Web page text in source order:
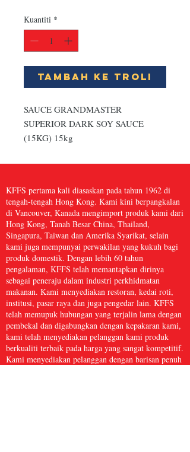
Kuantiti *
Tambah ke Troli
SAUCE GRANDMASTER
SUPERIOR DARK SOY SAUCE
(15KG) 15kg
KFFS pertama kali diasaskan pada tahun 1962 di
tengah-tengah Hong Kong. Kami kini berpangkalan
di Vancouver, Kanada mengimport produk kami dari
Hong Kong, Tanah Besar China, Thailand,
Singapura, Taiwan dan Amerika Syarikat, selain
kami juga mempunyai perwakilan yang kukuh bagi
produk domestik. Dengan lebih 60 tahun
pengalaman, KFFS telah memantapkan dirinya
sebagai peneraju dalam industri perkhidmatan
makanan. Kami menyediakan restoran, kedai roti,
institusi, pasar raya dan juga pengedar lain. KFFS
telah memupuk hubungan yang terjalin lama dengan
pembekal dan digabungkan dengan kepakaran kami,
kami telah menyediakan pelanggan kami produk
berkualiti terbaik pada harga yang sangat kompetitif.
Kami menyediakan pelanggan dengan barisan penuh